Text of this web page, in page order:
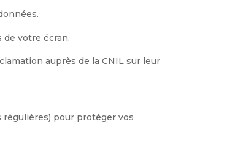
de votre écran.
auprès de la CNIL sur leur
pour protéger vos